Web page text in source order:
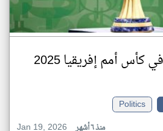
كأس أمم إفريقيا 2025
Politics
Jan 19, 2026
منذ ٦ أشهر